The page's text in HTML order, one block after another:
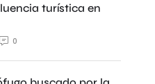
turística en
0